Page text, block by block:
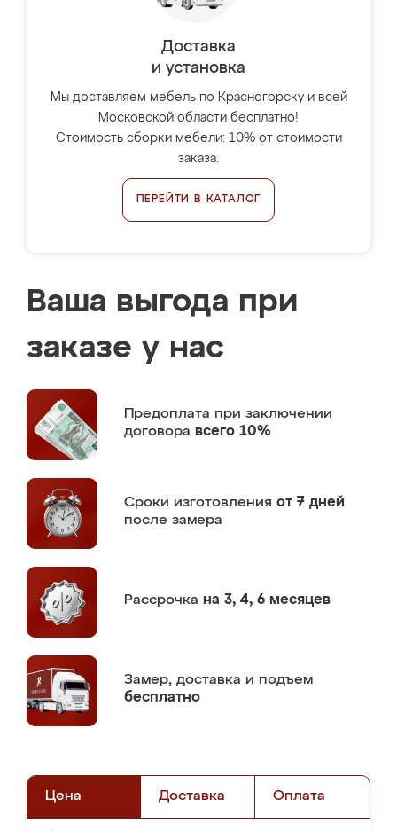
Доставка
и установка
Мы доставляем мебель по Красногорску и всей
Московской области бесплатно!
Стоимость сборки мебели: 10% от стоимости
заказа.
ПЕРЕЙТИ В КАТАЛОГ
Ваша выгода при
заказе у нас
Предоплата при заключении
договора всего 10%
Сроки изготовления от 7 дней
после замера
Рассрочка на 3, 4, 6 месяцев
Замер, доставка и подъем
бесплатно
Цена Доставка Оплата